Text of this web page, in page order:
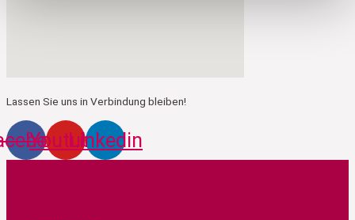
Lassen Sie uns in Verbindung bleiben!
YoutubeLinkedin